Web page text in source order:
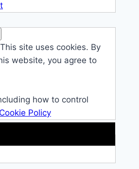
site uses cookies. By
website, you agree to
how to control
Cookie Policy